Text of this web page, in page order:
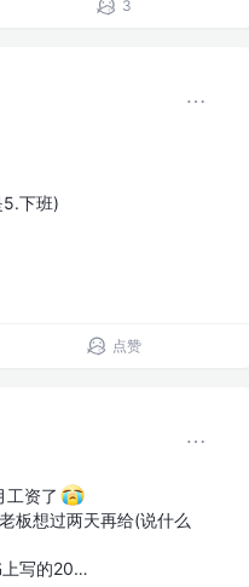
3
下班)
点赞
工资了
板想过两天再给(说什么
上写的20…